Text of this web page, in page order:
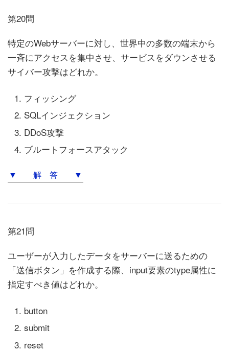
第20問
特定のWebサーバーに対し、世界中の多数の端末から
一斉にアクセスを集中させ、サービスをダウンさせる
サイバー攻撃はどれか。
フィッシング
SQLインジェクション
DDoS攻撃
ブルートフォースアタック
▼ 解 答 ▼
第21問
ユーザーが入力したデータをサーバーに送るための
「送信ボタン」を作成する際、input要素のtype属性に
指定すべき値はどれか。
button
submit
reset